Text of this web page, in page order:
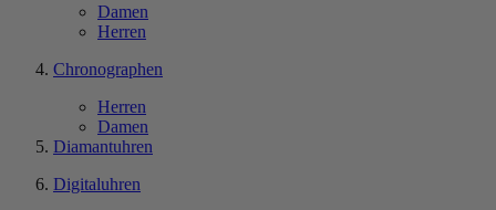
Damen
Herren
Chronographen
Herren
Damen
Diamantuhren
Digitaluhren